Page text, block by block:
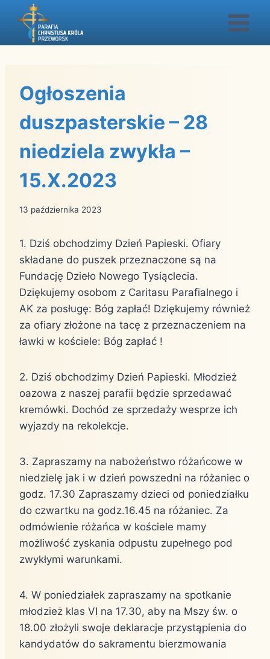
Przejdź
Ogłoszenia
duszpasterskie – 28
niedziela zwykła –
15.X.2023
13 października 2023
1. Dziś obchodzimy Dzień Papieski. Ofiary
składane do puszek przeznaczone są na
Fundację Dzieło Nowego Tysiąclecia.
Dziękujemy osobom z Caritasu Parafialnego i
AK za posługę: Bóg zapłać! Dziękujemy również
za ofiary złożone na tacę z przeznaczeniem na
ławki w kościele: Bóg zapłać !
2. Dziś obchodzimy Dzień Papieski. Młodzież
oazowa z naszej parafii będzie sprzedawać
kremówki. Dochód ze sprzedaży wesprze ich
wyjazdy na rekolekcje.
3. Zapraszamy na nabożeństwo różańcowe w
niedzielę jak i w dzień powszedni na różaniec o
godz. 17.30 Zapraszamy dzieci od poniedziałku
do czwartku na godz.16.45 na różaniec. Za
odmówienie różańca w kościele mamy
możliwość zyskania odpustu zupełnego pod
zwykłymi warunkami.
4. W poniedziałek zapraszamy na spotkanie
młodzież klas VI na 17.30, aby na Mszy św. o
18.00 złożyli swoje deklaracje przystąpienia do
kandydatów do sakramentu bierzmowania